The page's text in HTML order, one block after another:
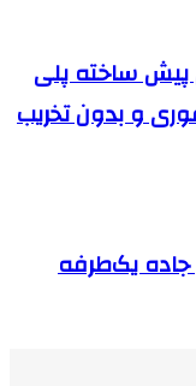
پیش ساخته پلی
و بدون تخریب
این جاده یک‌طرفه